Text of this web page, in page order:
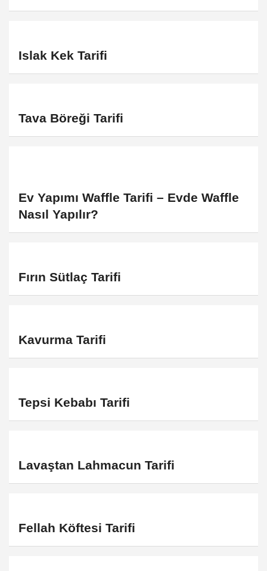
Islak Kek Tarifi
Tava Böreği Tarifi
Ev Yapımı Waffle Tarifi – Evde Waffle
Nasıl Yapılır?
Fırın Sütlaç Tarifi
Kavurma Tarifi
Tepsi Kebabı Tarifi
Lavaştan Lahmacun Tarifi
Fellah Köftesi Tarifi